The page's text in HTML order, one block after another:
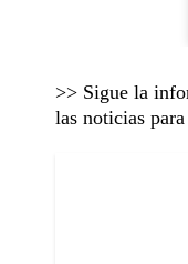
>> Sigue la
las noticias